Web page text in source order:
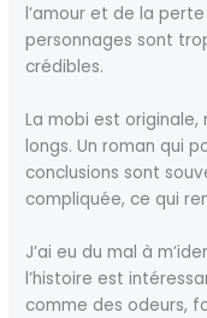
l’amour et de la
personnages sont
crédibles.
La mobi est
longs. Un roman qui
conclusions sont
compliquée, ce qui
J’ai eu du mal à
l’histoire est
comme des odeurs,